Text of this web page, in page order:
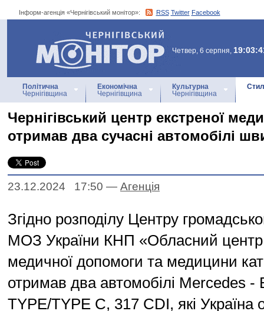
Інформ-агенція «Чернігівський монітор»: RSS Twitter Facebook
Інформ-агенція
«Чернігівський монітор»
Четвер, 6 серпня,
Політична
Чернігівщина
Економічна
Чернігівщина
Культурна
Чернігівщина
Чернігівський центр екстреної
отримав два сучасні автомобілі
23.12.2024 17:50 — Агенцiя
Згідно розподілу Центру
МОЗ України КНП «Обласний центр
медичної допомоги та медицини
отримав два автомобілі Mercedes -
TYPE/TYPE C, 317 CDI, які Україна